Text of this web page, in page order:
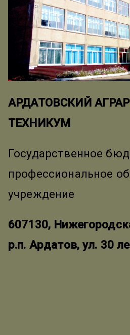
АРДАТОВСКИЙ
ТЕХНИКУМ
Государственное
профессиональное
учреждение
607130,
р.п. Ардатов, ул. 30